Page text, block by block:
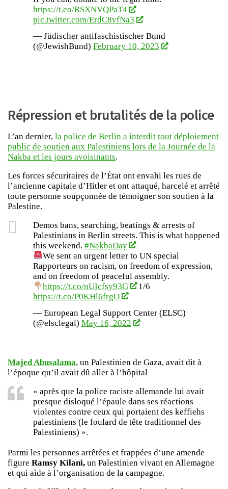
https://t.co/RSXNVQPaT4
pic.twitter.com/ErdC8vfNa3
— Jüdischer antifaschistischer Bund
(@JewishBund) February 10, 2023
Répression et brutalités de la police
L’an dernier, la police de Berlin a interdit tout déploiement
public de soutien aux Palestiniens lors de la Journée de la
Nakba et les jours avoisinants.
Les forces sécuritaires de l’État ont envahi les rues de
l’ancienne capitale d’Hitler et ont attaqué, harcelé et arrêté
toute personne soupçonnée de témoigner son soutien à la
Palestine.
Demos bans, searching, beatings & arrests of
Palestinians in Berlin streets. This is what happened
this weekend. #NakbaDay
We sent an urgent letter to UN special
Rapporteurs on racism, on freedom of expression,
and on freedom of peaceful assembly.
https://t.co/nUIcfsy93G
1/6
https://t.co/P0KHl6frgO
— European Legal Support Center (ELSC)
(@elsclegal) May 16, 2022
Majed Abusalama, un Palestinien de Gaza, avait dit à
l’époque qu’il avait dû aller à l’hôpital
« après que la police raciste allemande lui avait
presque disloqué l’épaule dans ses réactions
violentes contre ceux qui portaient des keffiehs
palestiniens (le foulard de tête traditionnel des
Palestiniens) ».
Parmi les personnes arrêtées et frappées d’une amende
figure Ramsy Kilani, un Palestinien vivant en Allemagne
et qui aide à l’organisation de la campagne.